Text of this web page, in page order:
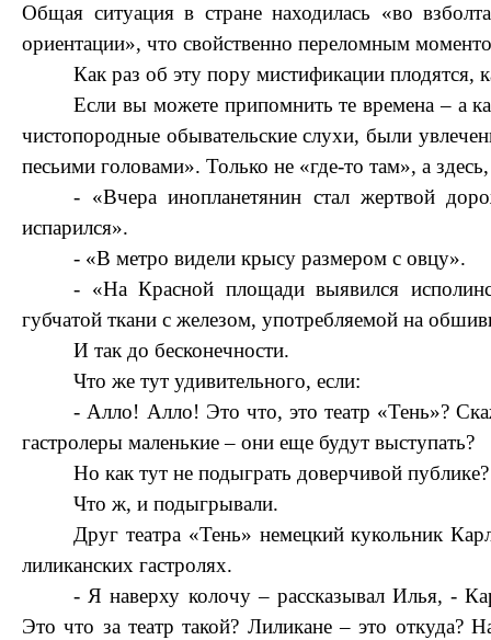
Общая ситуация в стране находилась «во
ориентации», что свойственно переломным
Как раз об эту пору мистификации плодятся,
Если вы можете припомнить те времена – а
чистопородные обывательские слухи, были
песьими головами». Только не «где-то там», а
- «Вчера инопланетянин стал жертвой
испарился».
- «В метро видели крысу размером с овцу».
- «На Красной площади выявился
губчатой ткани с железом, употребляемой на
И так до бесконечности.
Что же тут удивительного, если:
- Алло! Алло! Это что, это театр «Тень»?
гастролеры маленькие – они еще будут выступать?
Но как тут не подыграть доверчивой публике?
Что ж, и подыгрывали.
Друг театра «Тень» немецкий кукольник
лиликанских гастролях.
- Я наверху колочу – рассказывал Илья, -
Это что за театр такой? Лиликане – это откуда?